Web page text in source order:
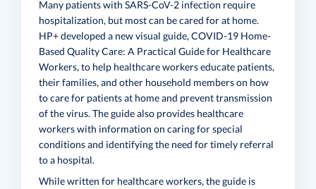
Many patients with SARS-CoV-2 infection require
hospitalization, but most can be cared for at home.
HP+ developed a new visual guide, COVID-19 Home-
Based Quality Care: A Practical Guide for Healthcare
Workers, to help healthcare workers educate patients,
their families, and other household members on how
to care for patients at home and prevent transmission
of the virus. The guide also provides healthcare
workers with information on caring for special
conditions and identifying the need for timely referral
to a hospital.
While written for healthcare workers, the guide is